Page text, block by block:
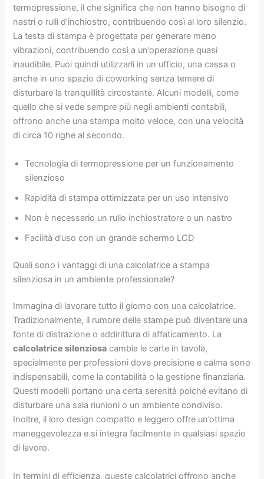
termopressione, il che significa che non hanno bisogno di
nastri o rulli d’inchiostro, contribuendo così al loro silenzio.
La testa di stampa è progettata per generare meno
vibrazioni, contribuendo così a un’operazione quasi
inaudibile. Puoi quindi utilizzarli in un ufficio, una cassa o
anche in uno spazio di coworking senza temere di
disturbare la tranquillità circostante. Alcuni modelli, come
quello che si vede sempre più negli ambienti contabili,
offrono anche una stampa molto veloce, con una velocità
di circa 10 righe al secondo.
Tecnologia di termopressione per un funzionamento
silenzioso
Rapidità di stampa ottimizzata per un uso intensivo
Non è necessario un rullo inchiostratore o un nastro
Facilità d’uso con un grande schermo LCD
Quali sono i vantaggi di una calcolatrice a stampa
silenziosa in un ambiente professionale?
Immagina di lavorare tutto il giorno con una calcolatrice.
Tradizionalmente, il rumore delle stampe può diventare una
fonte di distrazione o addirittura di affaticamento. La
calcolatrice silenziosa cambia le carte in tavola,
specialmente per professioni dove precisione e calma sono
indispensabili, come la contabilità o la gestione finanziaria.
Questi modelli portano una certa serenità poiché evitano di
disturbare una sala riunioni o un ambiente condiviso.
Inoltre, il loro design compatto e leggero offre un’ottima
maneggevolezza e si integra facilmente in qualsiasi spazio
di lavoro.
In termini di efficienza, queste calcolatrici offrono anche